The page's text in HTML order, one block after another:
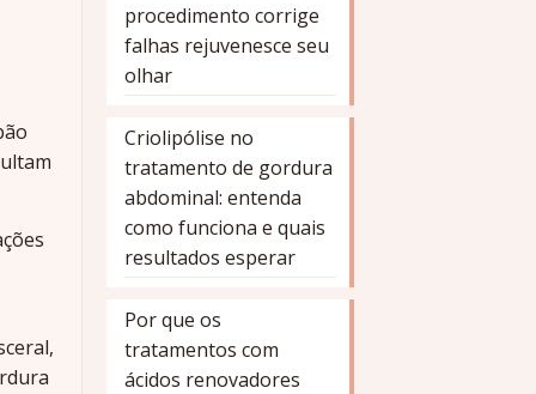
procedimento corrige
falhas rejuvenesce seu
olhar
Criolipólise no
tratamento de gordura
abdominal: entenda
como funciona e quais
resultados esperar
Por que os
tratamentos com
ácidos renovadores